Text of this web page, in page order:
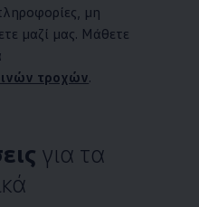
μη
μαζί μας. Μάθετε
τροχών.
για τα